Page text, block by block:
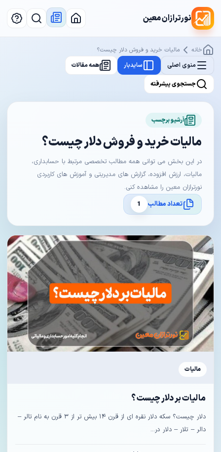
نورترازان معین
خانه
مالیات خرید و فروش دلار چیست؟
منوی اصلی
سایدبار همه مقالات
جستجوی پیشرفته
آرشیو برچسب
مالیات خرید و فروش دلار چیست؟
در این بخش می توانی همه مطالب تخصصی مرتبط با حسابداری،
مالیات، ارزش افزوده، گزارش های مدیریتی و آموزش های کاربردی
نورترازان معین را مشاهده کنی.
تعداد مطالب
1
مالیات
مالیات بر دلار چیست ؟
دلار چیست؟ سکه دلار نقره‌ ای از قرن ۱۴ بیش تر از ۳ قرن به نام تالر –
دالر – تلار – دلار در...